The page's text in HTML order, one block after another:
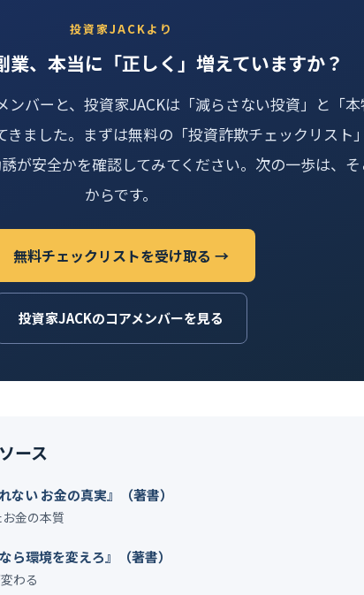
投資家JACKより
業、本当に「正しく」増えていますか？
ンバーと、投資家JACKは「減らさない投資」と「
きました。まずは無料の「投資詐欺チェックリスト」
が安全かを確認してみてください。次の一歩は、そ
からです。
無料チェックリストを受け取る →
投資家JACKのコアメンバーを見る
ース
ない お金の真実』（著書）
金の本質
ら環境を変えろ』（著書）
わる